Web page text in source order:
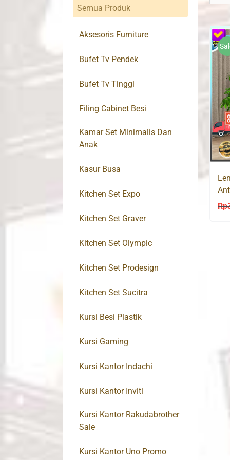
Rp
Semua Produk
Aksesoris Furniture
Bufet Tv Pendek
Bufet Tv Tinggi
Filing Cabinet Besi
Kamar Set Minimalis Dan
Anak
Kasur Busa
Kitchen Set Expo
Kitchen Set Graver
Kitchen Set Olympic
Kitchen Set Prodesign
Kitchen Set Sucitra
Kursi Besi Plastik
Kursi Gaming
Kursi Kantor Indachi
Kursi Kantor Inviti
Kursi Kantor Rakudabrother
Sale
Kursi Kantor Uno Promo